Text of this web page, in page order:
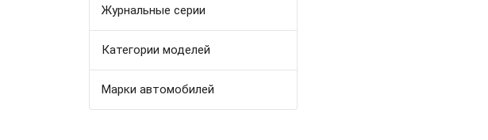
Журнальные серии
Категории моделей
Марки автомобилей